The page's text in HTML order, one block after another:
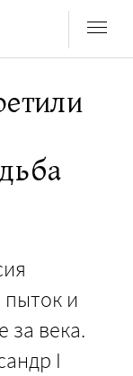
пыток и
за века.
I